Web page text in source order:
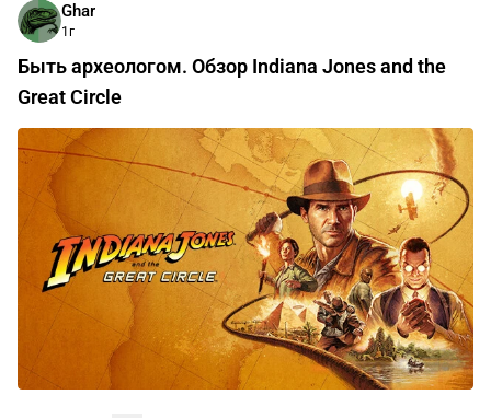
Ghar
1г
Быть археологом. Обзор Indiana Jones and the
Great Circle